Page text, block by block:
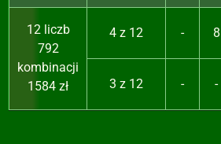
12 liczb
792
kombinacji
1584 zł
4 z 12 - 8
3 z 12 - -